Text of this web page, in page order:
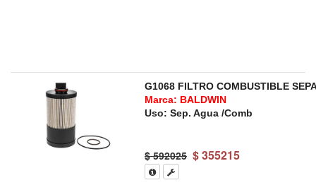
G1068 FILTRO COMBUSTIBLE
Marca: BALDWIN
Uso: Sep. Agua /Comb
$ 592025 $355215